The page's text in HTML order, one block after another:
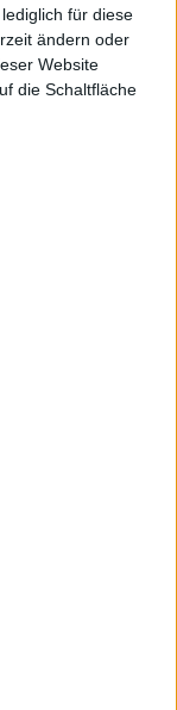
für diese
ändern oder
Website
die Schaltfläche